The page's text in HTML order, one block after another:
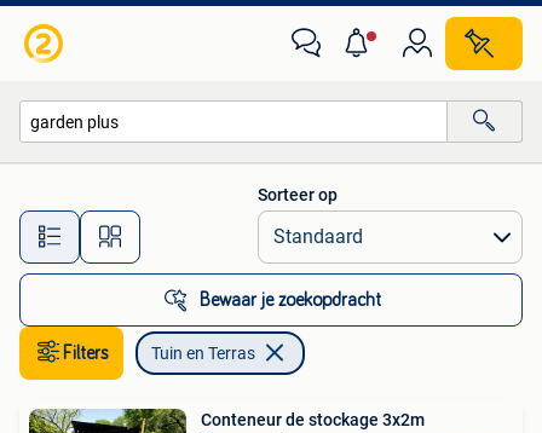
Alle afstanden…
Sorteer op
Bewaar je zoekopdracht
Filters Tuin en Terras
Conteneur de stockage 3x2m